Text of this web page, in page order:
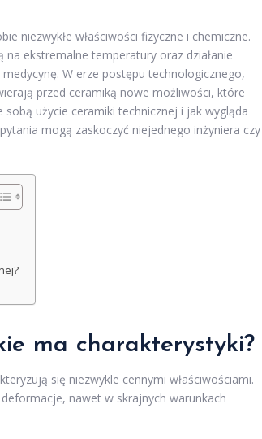
niezwykłe właściwości fizyczne i chemiczne.
ekstremalne temperatury oraz działanie
W erze postępu technologicznego,
przed ceramiką nowe możliwości, które
użycie ceramiki technicznej i jak wygląda
mogą zaskoczyć niejednego inżyniera czy
ma charakterystyki?
się niezwykle cennymi właściwościami.
nawet w skrajnych warunkach